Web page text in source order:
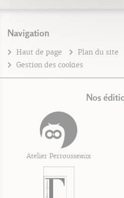
Navigation
Haut de page Plan du site
Gestion des cookies
Nos
Atelier Perrousseaux